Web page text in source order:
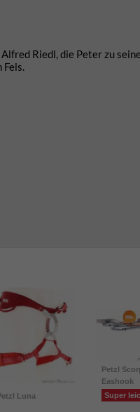
Riedl, die Peter zu
Luna
Petzl
Eashook
Super